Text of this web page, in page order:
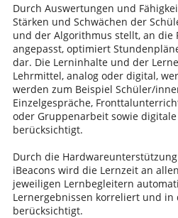
Durch Auswertungen und
Stärken und Schwächen der
und der Algorithmus stellt, an die
angepasst, optimiert
dar. Die Lerninhalte und der
Lehrmittel, analog oder digital,
werden zum Beispiel Schüler/
Einzelgespräche,
oder Gruppenarbeit sowie
berücksichtigt.
Durch die
iBeacons wird die Lernzeit an
jeweiligen Lernbegleitern
Lernergebnissen korreliert und
berücksichtigt.